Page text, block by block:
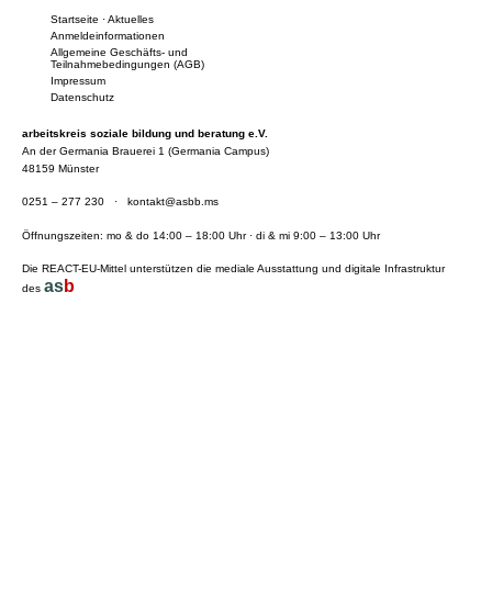
Startseite · Aktuelles
Anmeldeinformationen
Allgemeine Geschäfts- und
Teilnahmebedingungen (AGB)
Impressum
Datenschutz
arbeitskreis soziale bildung und beratung e.V.
An der Germania Brauerei 1 (Germania Campus)
48159 Münster
0251 – 277 230 · kontakt@asbb.ms
Öffnungszeiten: mo & do 14:00 – 18:00 Uhr · di & mi 9:00 – 13:00 Uhr
Die REACT-EU-Mittel unterstützen die mediale Ausstattung und digitale Infrastruktur
des asb